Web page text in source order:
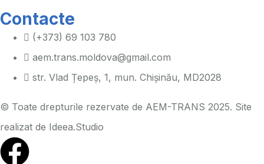
Contacte
(+373) 69 103 780
aem.trans.moldova@gmail.com
str. Vlad Țepeș, 1, mun. Chișinău, MD2028
© Toate drepturile rezervate de AEM-TRANS 2025. Site
realizat de Ideea.Studio